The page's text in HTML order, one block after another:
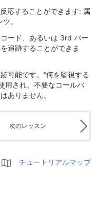
応することができます: 属
。
ード、あるいは 3rd パー
追跡することができま
可能です。“何を監視する
用され、不要なコールバ
ありません。
次のレッスン
チュートリアルマップ